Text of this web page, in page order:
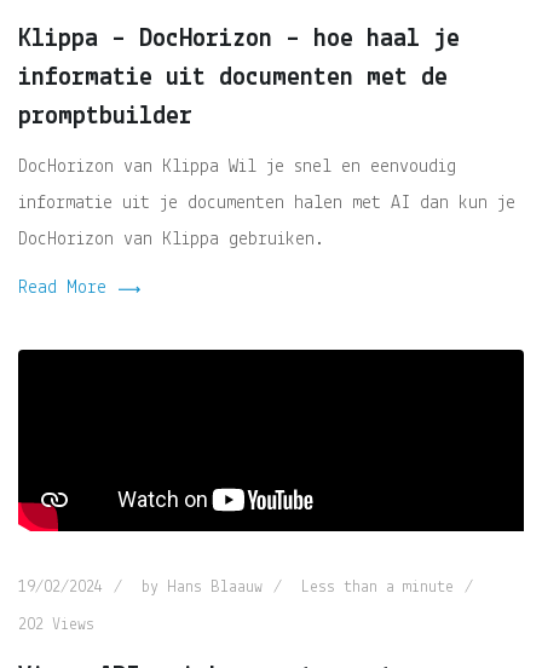
Klippa – DocHorizon – hoe haal je
informatie uit documenten met de
promptbuilder
DocHorizon van Klippa Wil je snel en eenvoudig
informatie uit je documenten halen met AI dan kun je
DocHorizon van Klippa gebruiken.
Read More
19/02/2024 by Hans Blaauw Less than a minute
202 Views